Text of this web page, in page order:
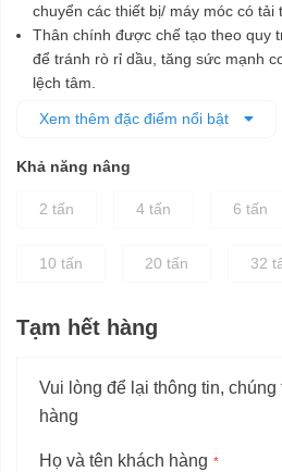
chuyển các thiết bị/ máy móc có tải
Thân chính được chế tạo theo quy
để tránh rò rỉ dầu, tăng sức mạnh
lệch tâm.
gia công chất lượng cao, đảm bảo
Thiết kế nhỏ gọn, trọng lượng nhẹ,
Xem thêm đặc điểm nổi bật
Khả năng nâng
2 tấn 4 tấn 6 tấn
10 tấn 20 tấn 32
Tạm hết hàng
Vui lòng để lại thông tin,
hàng
Họ và tên khách hàng